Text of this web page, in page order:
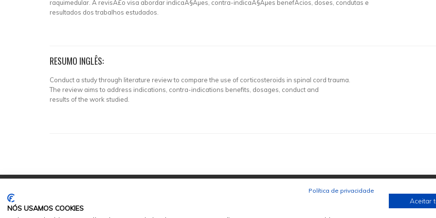
raquimedular. A revisÃ£o visa abordar indicaÃ§Ãµes, contra-indicaÃ§Ãµes benefÃ­cios, doses, condutas e
resultados dos trabalhos estudados.
RESUMO INGLÊS:
Conduct a study through literature review to compare the use of corticosteroids in spinal cord trauma.
The review aims to address indications, contra-indications benefits, dosages, conduct and
results of the work studied.
Política de privacidade
NÓS USAMOS COOKIES
Aceitar